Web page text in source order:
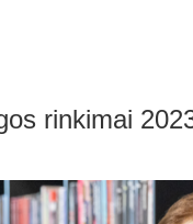
rinkimai